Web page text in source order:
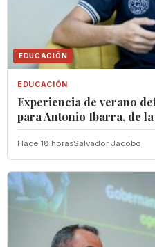
EDUCACIÓN
EDUCACIÓN
Experiencia de verano
para Antonio Ibarra, de
Hace 18 horasSalvador Jacobo